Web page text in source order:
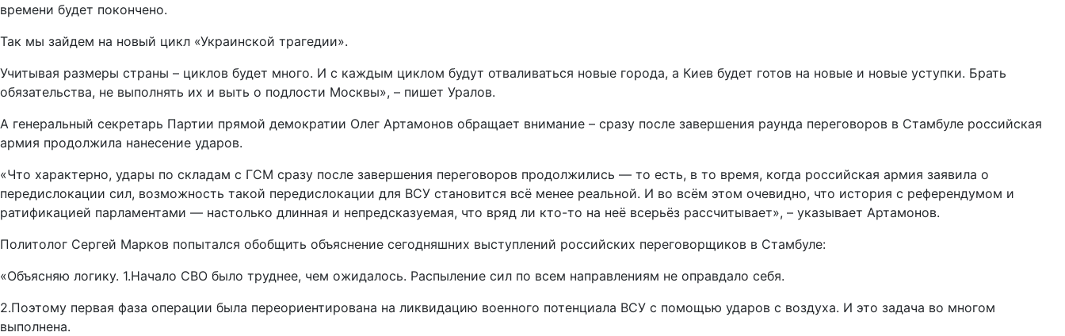
времени будет покончено.
Так мы зайдем на новый цикл «Украинской трагедии».
Учитывая размеры страны – циклов будет много. И с каждым циклом будут отваливаться новые города, а Киев будет готов на новые и новые уступки. Брать
обязательства, не выполнять их и выть о подлости Москвы», – пишет Уралов.
А генеральный секретарь Партии прямой демократии Олег Артамонов обращает внимание – сразу после завершения раунда переговоров в Стамбуле российская
армия продолжила нанесение ударов.
«Что характерно, удары по складам с ГСМ сразу после завершения переговоров продолжились — то есть, в то время, когда российская армия заявила о
передислокации сил, возможность такой передислокации для ВСУ становится всё менее реальной. И во всём этом очевидно, что история с референдумом и
ратификацией парламентами — настолько длинная и непредсказуемая, что вряд ли кто-то на неё всерьёз рассчитывает», – указывает Артамонов.
Политолог Сергей Марков попытался обобщить объяснение сегодняшних выступлений российских переговорщиков в Стамбуле:
«Объясняю логику. 1.Начало СВО было труднее, чем ожидалось. Распыление сил по всем направлениям не оправдало себя.
2.Поэтому первая фаза операции была переориентирована на ликвидацию военного потенциала ВСУ с помощью ударов с воздуха. И это задача во многом
выполнена.